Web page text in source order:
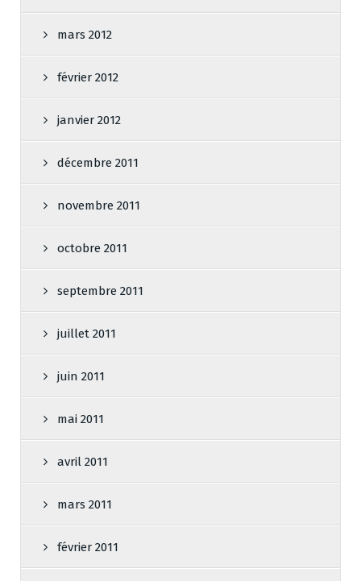
mars 2012
février 2012
janvier 2012
décembre 2011
novembre 2011
octobre 2011
septembre 2011
juillet 2011
juin 2011
mai 2011
avril 2011
mars 2011
février 2011